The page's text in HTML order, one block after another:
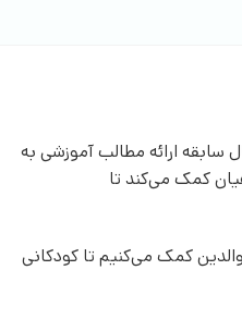
خلاق با بیش از 10 سال سابقه ارائه مطالب آموزشی به
کمک می‌کند تا
کمک می‌کنیم تا کودکانی